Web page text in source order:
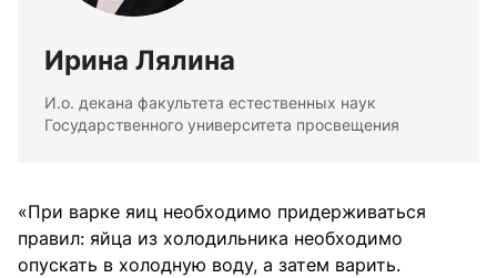
Ирина Лялина
И.о. декана факультета естественных наук
Государственного университета просвещения
«При варке яиц необходимо придерживаться
правил: яйца из холодильника необходимо
опускать в холодную воду, а затем варить.